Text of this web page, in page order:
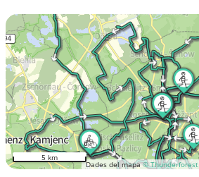
Dades del mapa© Thunderforest
5 km